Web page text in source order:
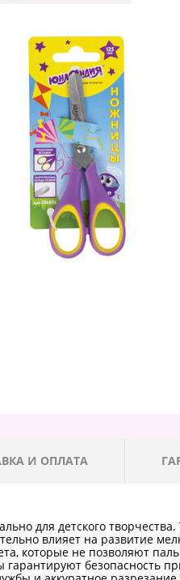
И ОПЛАТА
для детского творчества.
влияет на развитие
которые не позволяют
гарантируют